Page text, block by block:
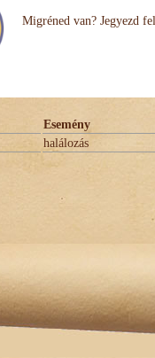
Migréned van? Jegyezd
Esemény
halálozás